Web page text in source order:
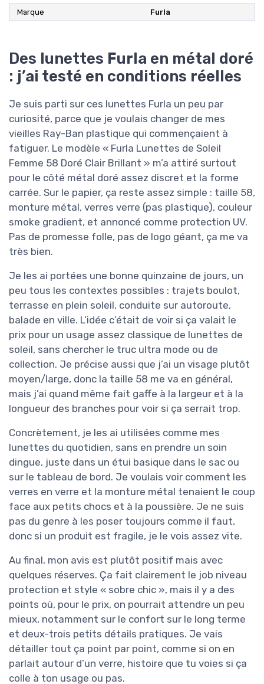
Marque Furla
Des lunettes Furla en métal doré
: j’ai testé en conditions réelles
Je suis parti sur ces lunettes Furla un peu par
curiosité, parce que je voulais changer de mes
vieilles Ray-Ban plastique qui commençaient à
fatiguer. Le modèle « Furla Lunettes de Soleil
Femme 58 Doré Clair Brillant » m’a attiré surtout
pour le côté métal doré assez discret et la forme
carrée. Sur le papier, ça reste assez simple : taille 58,
monture métal, verres verre (pas plastique), couleur
smoke gradient, et annoncé comme protection UV.
Pas de promesse folle, pas de logo géant, ça me va
très bien.
Je les ai portées une bonne quinzaine de jours, un
peu tous les contextes possibles : trajets boulot,
terrasse en plein soleil, conduite sur autoroute,
balade en ville. L’idée c’était de voir si ça valait le
prix pour un usage assez classique de lunettes de
soleil, sans chercher le truc ultra mode ou de
collection. Je précise aussi que j’ai un visage plutôt
moyen/large, donc la taille 58 me va en général,
mais j’ai quand même fait gaffe à la largeur et à la
longueur des branches pour voir si ça serrait trop.
Concrètement, je les ai utilisées comme mes
lunettes du quotidien, sans en prendre un soin
dingue, juste dans un étui basique dans le sac ou
sur le tableau de bord. Je voulais voir comment les
verres en verre et la monture métal tenaient le coup
face aux petits chocs et à la poussière. Je ne suis
pas du genre à les poser toujours comme il faut,
donc si un produit est fragile, je le vois assez vite.
Au final, mon avis est plutôt positif mais avec
quelques réserves. Ça fait clairement le job niveau
protection et style « sobre chic », mais il y a des
points où, pour le prix, on pourrait attendre un peu
mieux, notamment sur le confort sur le long terme
et deux-trois petits détails pratiques. Je vais
détailler tout ça point par point, comme si on en
parlait autour d’un verre, histoire que tu voies si ça
colle à ton usage ou pas.